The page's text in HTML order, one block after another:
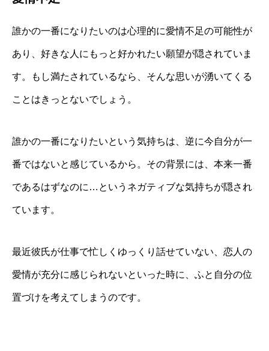
誰かの一番になりたいのは心理的に愛情不足の可能性が
あり、好きな人にもっと好かれたい願望が隠されていま
す。もし満たされているなら、そんな思いが湧いてくる
ことはきっとないでしょう。
誰かの一番になりたいという気持ちは、逆に今自分が一
番ではないと感じているから。その背景には、本来一番
であるはずなのに…というネガティブな気持ちが隠され
ています。
最近彼氏が仕事で忙しくゆっくり話せていない、恋人の
愛情が充分に感じられないといった時に、ふと自分の位
置づけを考えてしまうのです。